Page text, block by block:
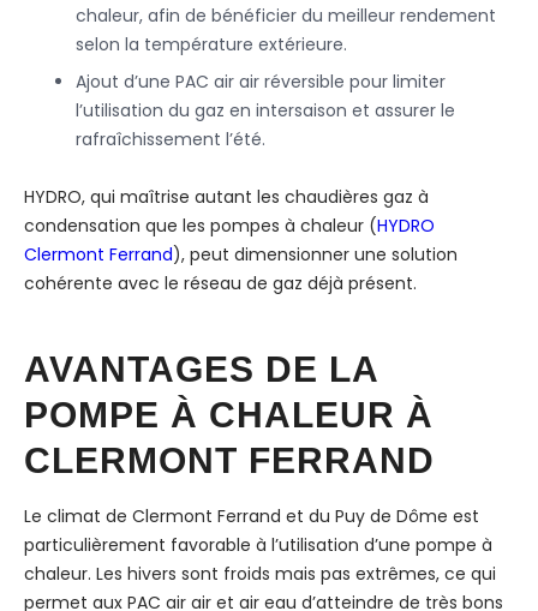
chaleur, afin de bénéficier du meilleur rendement
selon la température extérieure.
Ajout d’une PAC air air réversible pour limiter
l’utilisation du gaz en intersaison et assurer le
rafraîchissement l’été.
HYDRO, qui maîtrise autant les chaudières gaz à
condensation que les pompes à chaleur (HYDRO
Clermont Ferrand), peut dimensionner une solution
cohérente avec le réseau de gaz déjà présent.
AVANTAGES DE LA
POMPE À CHALEUR À
CLERMONT FERRAND
Le climat de Clermont Ferrand et du Puy de Dôme est
particulièrement favorable à l’utilisation d’une pompe à
chaleur. Les hivers sont froids mais pas extrêmes, ce qui
permet aux PAC air air et air eau d’atteindre de très bons